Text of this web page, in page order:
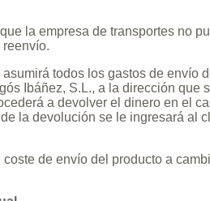
la empresa de transportes no
reenvío.
todos los gastos de envío
Ibáñez, S.L., a la dirección
a devolver el dinero en el
la devolución se le ingresará al
de envío del producto a